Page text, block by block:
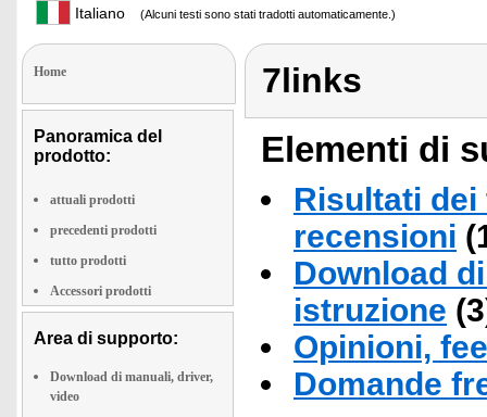
Italiano (Alcuni testi sono stati tradotti automaticamente.)
Home
Panoramica del
prodotto:
attuali prodotti
precedenti prodotti
tutto prodotti
Accessori prodotti
Area di supporto:
Download di manuali, driver,
video
7links
Elementi di
Risultati
recensioni
Download
istruzione
Opinioni,
Domande